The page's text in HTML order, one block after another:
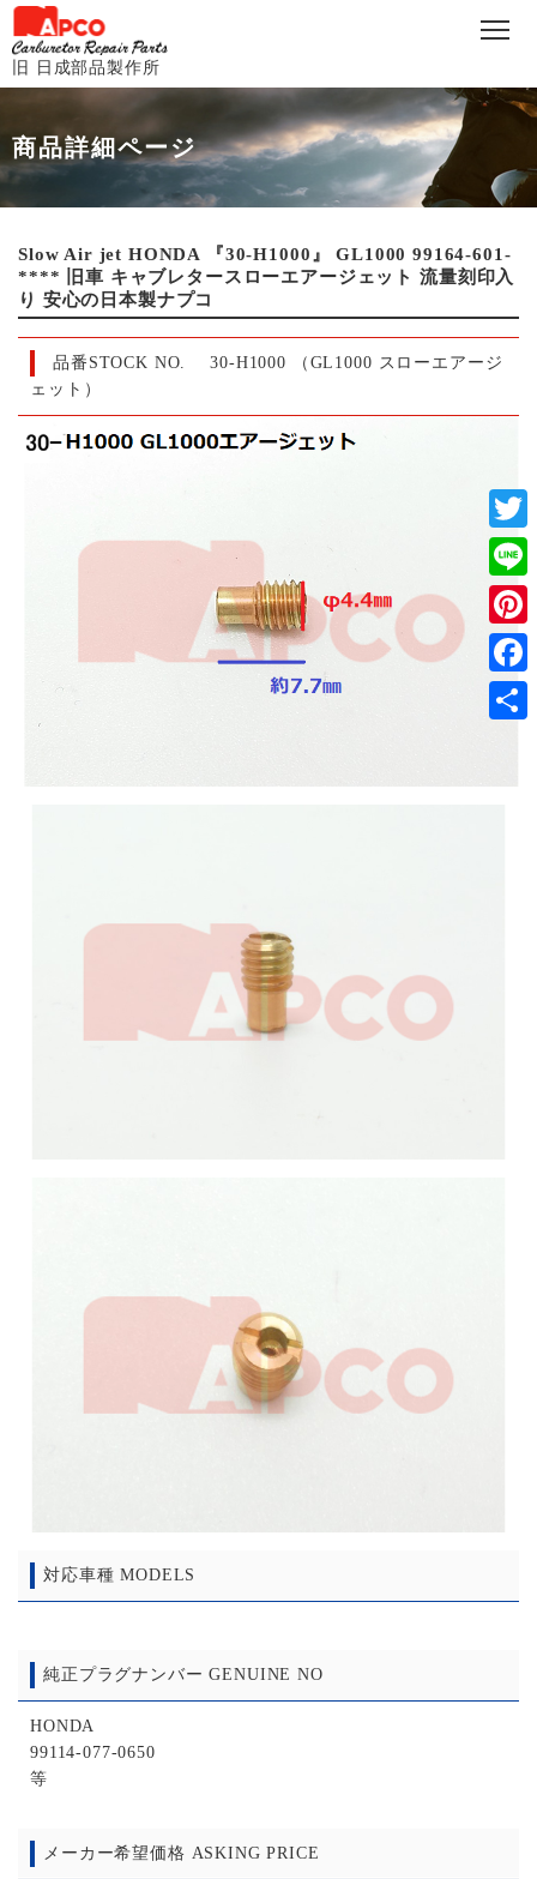
旧 日成部品製作所
商品詳細ページ
Slow Air jet HONDA 『30-H1000』 GL1000 99164-601-
**** 旧車 キャブレタースローエアージェット 流量刻印入
り 安心の日本製ナプコ
品番STOCK NO.
30-H1000 （GL1000 スローエアージ
ェット）
対応車種 MODELS
純正プラグナンバー GENUINE NO
HONDA
99114-077-0650
等
メーカー希望価格 ASKING PRICE
Line